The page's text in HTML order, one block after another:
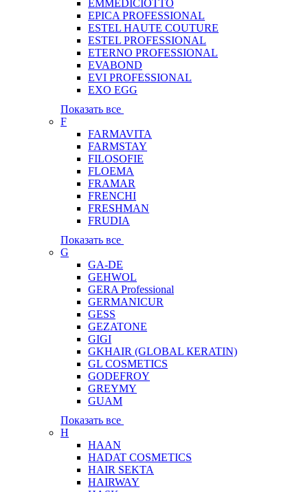
EMMEDICIOTTO
EPICA PROFESSIONAL
ESTEL HAUTE COUTURE
ESTEL PROFESSIONAL
ETERNO PROFESSIONAL
EVABOND
EVI PROFESSIONAL
EXO EGG
Показать все
F
FARMAVITA
FARMSTAY
FILOSOFIE
FLOEMA
FRAMAR
FRENCHI
FRESHMAN
FRUDIA
Показать все
G
GA-DE
GEHWOL
GERA Professional
GERMANICUR
GESS
GEZATONE
GIGI
GKHAIR (GLOBAL КЕRATIN)
GL COSMETICS
GODEFROY
GREYMY
GUAM
Показать все
H
HAAN
HADAT COSMETICS
HAIR SEKTA
HAIRWAY